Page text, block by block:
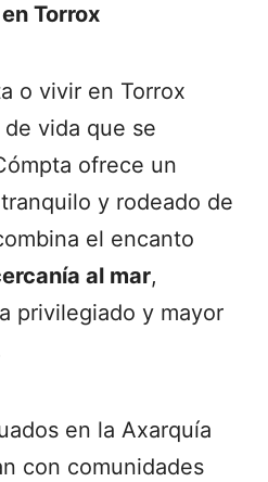
Torrox
o vivir en Torrox
vida que se
ofrece un
y rodeado de
el encanto
al mar,
privilegiado y mayor
en la Axarquía
con comunidades